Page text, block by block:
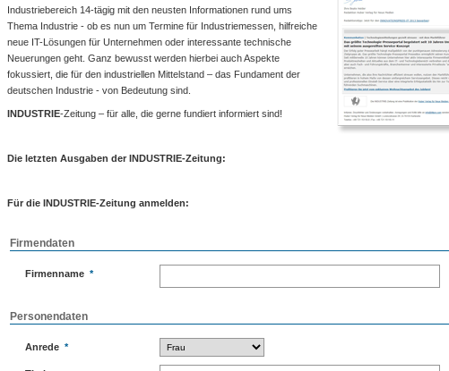
Industriebereich 14-tägig mit den neusten Informationen rund ums
Thema Industrie - ob es nun um Termine für Industriemessen, hilfreiche
neue IT-Lösungen für Unternehmen oder interessante technische
Neuerungen geht. Ganz bewusst werden hierbei auch Aspekte
fokussiert, die für den industriellen Mittelstand – das Fundament der
deutschen Industrie - von Bedeutung sind.
INDUSTRIE-Zeitung – für alle, die gerne fundiert informiert sind!
Die letzten Ausgaben der INDUSTRIE-Zeitung:
Für die INDUSTRIE-Zeitung anmelden:
Firmendaten
Firmenname *
Personendaten
Anrede *